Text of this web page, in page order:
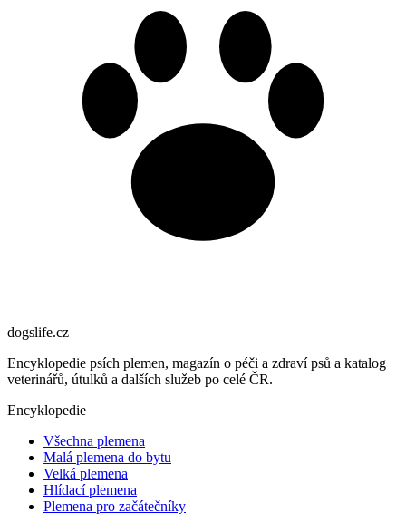
dogslife.cz
Encyklopedie psích plemen, magazín o péči a zdraví psů a katalog
veterinářů, útulků a dalších služeb po celé ČR.
Encyklopedie
Všechna plemena
Malá plemena do bytu
Velká plemena
Hlídací plemena
Plemena pro začátečníky